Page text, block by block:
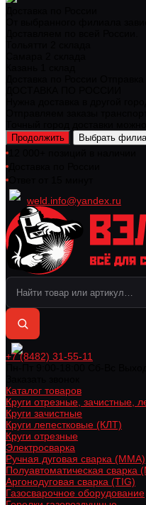
Продолжить Выбрать
weld.info@yandex.ru
+7 (8482) 31-55-11
Каталог товаров
Круги отрезные, зачистные,
Круги зачистные
Круги лепестковые (КЛТ)
Круги отрезные
Электросварка
Ручная дуговая сварка (MMA)
Полуавтоматическая сварка
Аргонодуговая сварка (TIG)
Газосварочное оборудование